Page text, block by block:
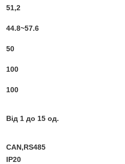
51,2
44.8~57.6
50
100
100
Від 1 до 15 од.
CAN,RS485
IP20